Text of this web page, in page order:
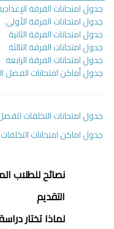
جدول امتحانات الفرقة
جدول امتحانات الفرقة الأولى
جدول امتحانات الفرقة الثانية
جدول امتحانات الفرقة الثالثة
جدول امتحانات الفرقة الرابعة
جدول أماكن امتحانات الفصل الدراسي
جدول امتحانات التخلفات للفصل
جدول اماكن امتحانات التخلفات
STUDENTSنصائح للطلاب
التقديم
لماذا تختار